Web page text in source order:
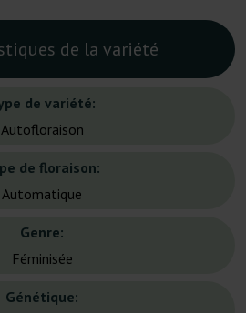
de la variété
de variété:
Autofloraison
de floraison:
Automatique
Genre:
Féminisée
Génétique: